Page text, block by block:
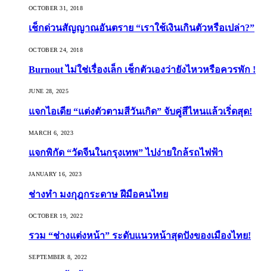
OCTOBER 31, 2018
เช็กด่วนสัญญาณอันตราย “เราใช้เงินเกินตัวหรือเปล่า?”
OCTOBER 24, 2018
Burnout ไม่ใช่เรื่องเล็ก เช็กตัวเองว่ายังไหวหรือควรพัก !
JUNE 28, 2025
แจกไอเดีย “แต่งตัวตามสีวันเกิด” จับคู่สีไหนแล้วเริ่ดสุด!
MARCH 6, 2023
แจกพิกัด “วัดจีนในกรุงเทพ” ไปง่ายใกล้รถไฟฟ้า
JANUARY 16, 2023
ช่างทำ มงกุฎกระดาษ ฝีมือคนไทย
OCTOBER 19, 2022
รวม “ช่างแต่งหน้า” ระดับแนวหน้าสุดปังของเมืองไทย!
SEPTEMBER 8, 2022